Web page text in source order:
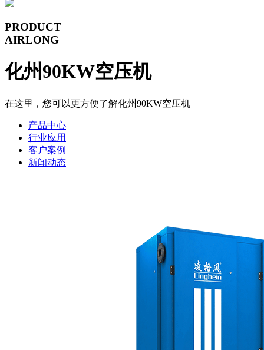
PRODUCT
AIRLONG
化州90KW空压机
在这里，您可以更方便了解化州90KW空压机
产品中心
行业应用
客户案例
新闻动态